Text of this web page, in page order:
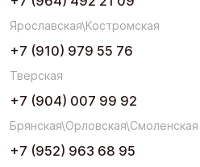
Ярославская\Костромская
+7 (910) 979 55 76
Тверская
+7 (904) 007 99 92
Брянская\Орловская\Смоленская
+7 (952) 963 68 95